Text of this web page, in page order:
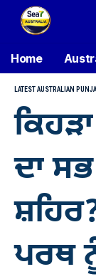
Home
LATEST AUSTRALIAN
ਦਾ
ਪਰਥ